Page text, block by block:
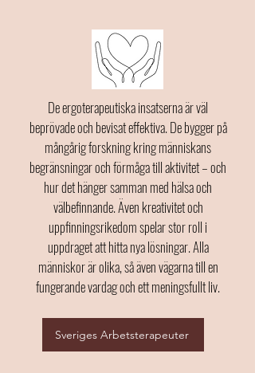
De ergoterapeutiska insatserna är väl
beprövade och bevisat effektiva. De bygger på
mångårig forskning kring människans
begränsningar och förmåga till aktivitet – och
hur det hänger samman med hälsa och
välbefinnande. Även kreativitet och
uppfinningsrikedom spelar stor roll i
uppdraget att hitta nya lösningar. Alla
människor är olika, så även vägarna till en
fungerande vardag och ett meningsfullt liv.
Sveriges Arbetsterapeuter